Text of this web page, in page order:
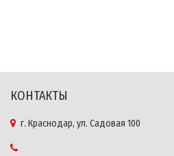
КОНТАКТЫ
г. Краснодар, ул. Садовая 100